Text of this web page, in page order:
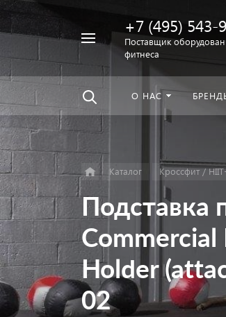
Например,
беговая
дорожка
+7 (495) 543-
Поставщик
фитнеса
О НАС
Каталог Кроссфит /
Подставка
Holder
02